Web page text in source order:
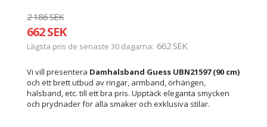
2 186 SEK
662 SEK
Lägsta pris de senaste 30 dagarna 662 SEK
Vi vill presentera Damhalsband Guess UBN21597 (90 cm)
och ett brett utbud av ringar, armband, örhängen,
halsband, etc. till ett bra pris. Upptäck eleganta smycken
och prydnader för alla smaker och exklusiva stilar.